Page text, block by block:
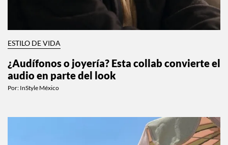
ESTILO DE VIDA
¿Audífonos o joyería? Esta collab convierte el
audio en parte del look
Por: InStyle México